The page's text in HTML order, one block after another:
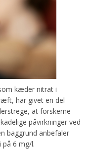
kæder nitrat i
har givet en del
at forskerne
påvirkninger ved
baggrund anbefaler
6 mg/l.